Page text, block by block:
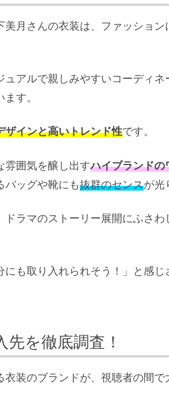
美月さんの衣装は、ファッショ
アルで親しみやすいコーディ
す。
ザインと高いトレンド性です。
雰囲気を醸し出すハイブランドの
バッグや靴にも抜群のセンスが光
ラマのストーリー展開にふさ
も取り入れられそう！」と感
を徹底調査！
装のブランドが、視聴者の間で